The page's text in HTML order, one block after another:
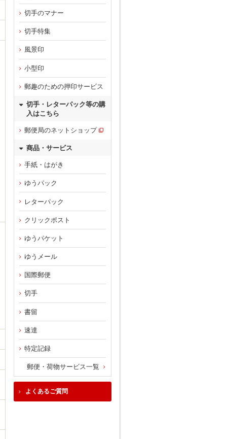
切手のマナー
切手特集
風景印
小型印
郵趣のための押印サービス
切手・レターパック等の購
入はこちら
郵便局のネットショップ
商品・サービス
手紙・はがき
ゆうパック
レターパック
クリックポスト
ゆうパケット
ゆうメール
国際郵便
切手
書留
速達
特定記録
郵便・荷物サービス一覧
よくあるご質問